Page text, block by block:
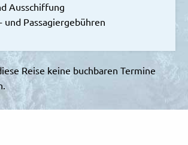
Ausschiffung
und Passagiergebühren
Reise keine buchbaren Termine